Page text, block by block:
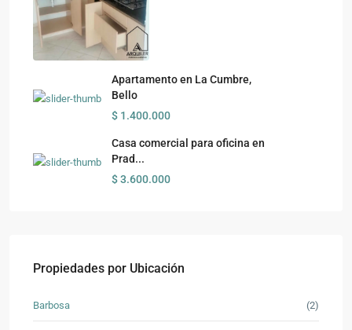
Apartamento en La Cumbre,
Bello
$ 1.400.000
Casa comercial para oficina en
Prad...
$ 3.600.000
Propiedades por Ubicación
Barbosa (2)